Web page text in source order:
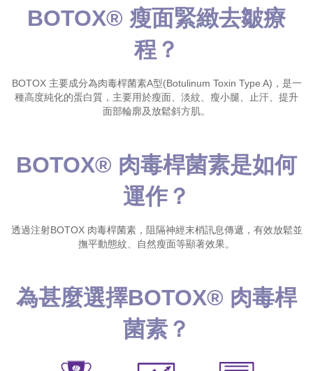
BOTOX® 瘦面緊緻去皺療
程？
BOTOX 主要成分為肉毒桿菌素A型(Botulinum Toxin Type A)，是一
種高度純化的蛋白質，主要用於瘦面、淡紋、瘦小腿、止汗、提升
面部輪廓及放鬆斜方肌。
BOTOX® 肉毒桿菌素是如何
運作？
透過注射BOTOX 肉毒桿菌素，阻隔神經末梢訊息傳遞，有效放鬆並
撫平動態紋、自然瘦面等顯著效果。
為甚麼選擇BOTOX® 肉毒桿
菌素？